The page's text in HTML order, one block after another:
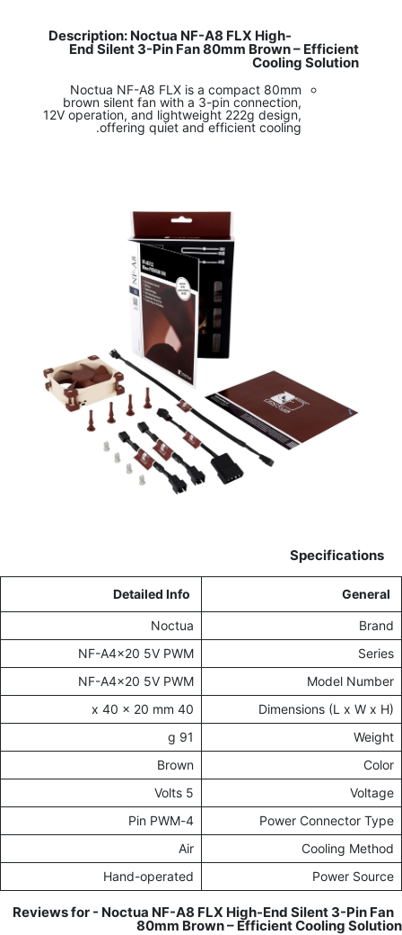
Description: Noctua NF-A8 FLX High-
End Silent 3-Pin Fan 80mm Brown – Efficient
Cooling Solution
Noctua NF-A8 FLX is a compact 80mm
brown silent fan with a 3-pin connection,
12V operation, and lightweight 222g design,
offering quiet and efficient cooling.
Specifications
General
Detailed Info
Brand
Noctua
Series
NF-A4x20 5V PWM
Model Number
NF-A4x20 5V PWM
Dimensions (L x W x H)
40 x 40 x 20 mm
Weight
91 g
Color
Brown
Voltage
5 Volts
Power Connector Type
4-Pin PWM
Cooling Method
Air
Power Source
Hand-operated
Noctua NF-A8 FLX High-End Silent 3-Pin Fan
80mm Brown – Efficient Cooling Solution